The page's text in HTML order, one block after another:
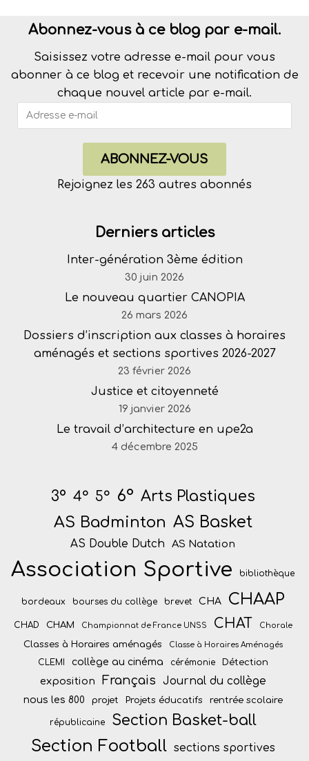
Abonnez-vous à ce blog par e-mail.
Saisissez votre adresse e-mail pour vous
abonner à ce blog et recevoir une notification de
chaque nouvel article par e-mail.
ABONNEZ-VOUS
Rejoignez les 263 autres abonnés
Derniers articles
Inter-génération 3ème édition
30 juin 2026
Le nouveau quartier CANOPIA
26 mars 2026
Dossiers d’inscription aux classes à horaires
aménagés et sections sportives 2026-2027
23 février 2026
Justice et citoyenneté
19 janvier 2026
Le travail d’architecture en upe2a
4 décembre 2025
3° 4° 5° 6° Arts Plastiques
AS Badminton AS Basket
AS Double Dutch AS Natation
Association Sportive bibliothèque
bordeaux bourses du collège brevet CHA CHAAP
CHAD CHAM Championnat de France UNSS CHAT Chorale
Classes à Horaires aménagés Classe à Horaires Aménagés
CLEMI collège au cinéma cérémonie Détection
exposition Français Journal du collège
nous les 800 projet Projets éducatifs rentrée scolaire
républicaine Section Basket-ball
Section Football sections sportives